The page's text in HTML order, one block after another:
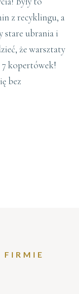
z recyklingu, a
stare ubrania i
że warsztaty
7 kopertówek!
bez
FIRMIE